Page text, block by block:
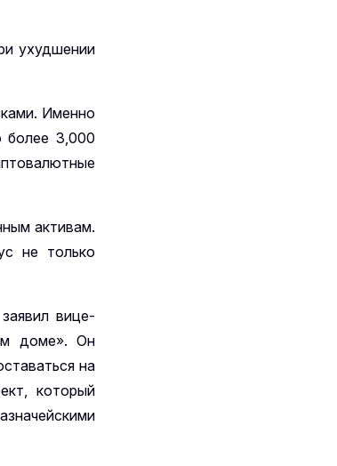
ухудшении
Именно
более 3,000
активам.
не только
вице-
доме». Он
на
который